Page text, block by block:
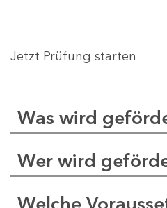
Jetzt Prüfung starten
Was wird
Wer wird
Welche